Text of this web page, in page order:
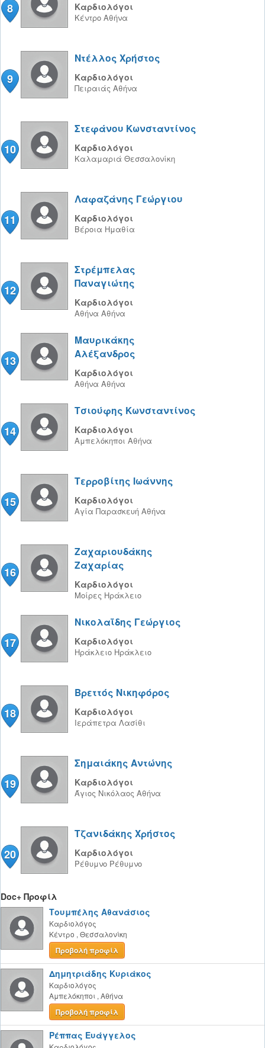
8 Καρδιολόγοι
Κέντρο Αθήνα
9
Ντέλλος Χρήστος
Καρδιολόγοι
Πειραιάς Αθήνα
10
Στεφάνου Κωνσταντίνος
Καρδιολόγοι
Καλαμαριά Θεσσαλονίκη
11
Λαφαζάνης Γεώργιου
Καρδιολόγοι
Βέροια Ημαθία
12
Στρέμπελας
Παναγιώτης
Καρδιολόγοι
Αθήνα Αθήνα
13
Μαυρικάκης
Αλέξανδρος
Καρδιολόγοι
Αθήνα Αθήνα
14
Τσιούφης Κωνσταντίνος
Καρδιολόγοι
Αμπελόκηποι Αθήνα
15
Τερροβίτης Ιωάννης
Καρδιολόγοι
Αγία Παρασκευή Αθήνα
16
Ζαχαριουδάκης
Ζαχαρίας
Καρδιολόγοι
Μοίρες Ηράκλειο
17
Νικολαΐδης Γεώργιος
Καρδιολόγοι
Ηράκλειο Ηράκλειο
18
Βρεττός Νικηφόρος
Καρδιολόγοι
Ιεράπετρα Λασίθι
19
Σημαιάκης Αντώνης
Καρδιολόγοι
Άγιος Νικόλαος Αθήνα
20
Τζανιδάκης Χρήστος
Καρδιολόγοι
Ρέθυμνο Ρέθυμνο
Doc+ Προφίλ
Τουμπέλης Αθανάσιος
Καρδιολόγος
Κέντρο , Θεσσαλονίκη
Προβολή προφίλ
Δημητριάδης Κυριάκος
Καρδιολόγος
Αμπελόκηποι , Αθήνα
Προβολή προφίλ
Ρέππας Ευάγγελος